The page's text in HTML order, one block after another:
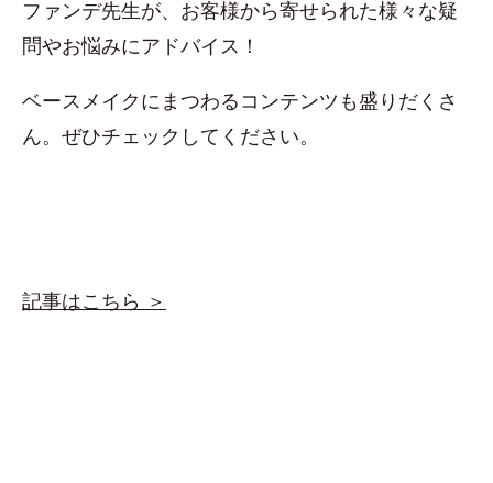
ファンデ先生が、お客様から寄せられた様々な疑
問やお悩みにアドバイス！
ベースメイクにまつわるコンテンツも盛りだくさ
ん。ぜひチェックしてください。
記事はこちら ＞